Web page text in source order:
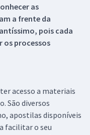
as
a frente da
pois cada
os processos
acesso a materiais
São diversos
apostilas disponíveis
facilitar o seu